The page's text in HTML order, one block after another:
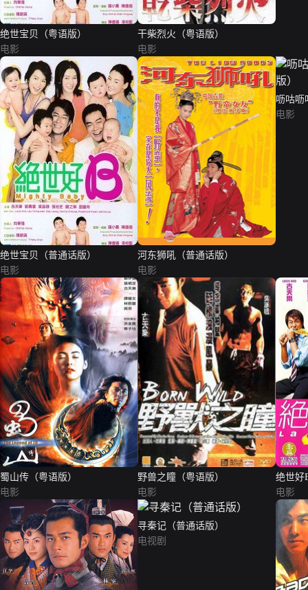
绝世宝贝（粤语版）
电影
干柴烈火（粤语版）
电影
绝世宝贝（普通话版）
电影
河东狮吼（普通话版）
电影
呖咕呖
电影
蜀山传（粤语版）
电影
野兽之瞳（粤语版）
电影
绝世好
电影
寻秦记（普通话版）
电视剧